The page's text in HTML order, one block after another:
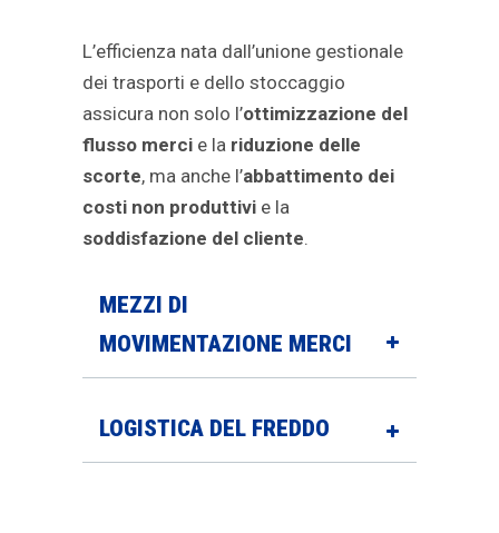
L’efficienza nata dall’unione gestionale
dei trasporti e dello stoccaggio
assicura non solo l’ottimizzazione del
flusso merci e la riduzione delle
scorte, ma anche l’abbattimento dei
costi non produttivi e la
soddisfazione del cliente.
MEZZI DI
MOVIMENTAZIONE MERCI
LOGISTICA DEL FREDDO